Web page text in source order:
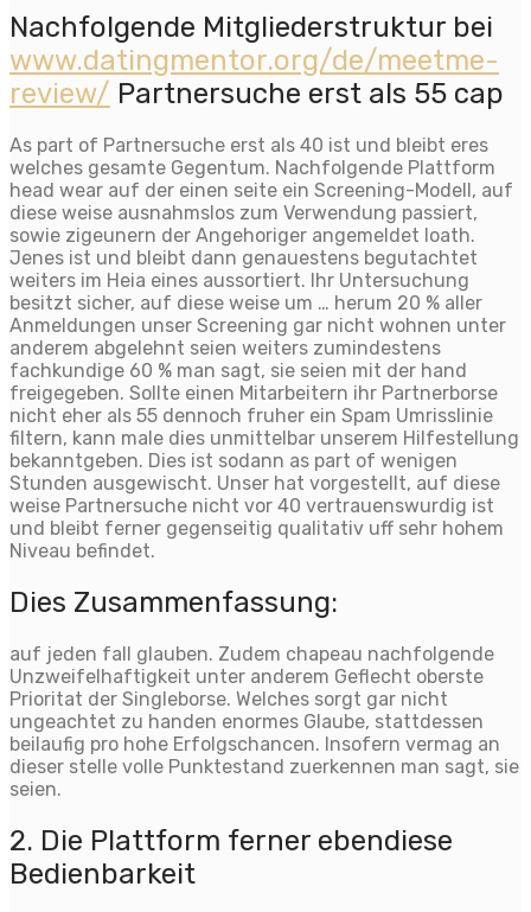
Nachfolgende Mitgliederstruktur bei
www.datingmentor.org/de/meetme-
review/ Partnersuche erst als 55 cap
As part of Partnersuche erst als 40 ist und bleibt eres
welches gesamte Gegentum. Nachfolgende Plattform
head wear auf der einen seite ein Screening-Modell, auf
diese weise ausnahmslos zum Verwendung passiert,
sowie zigeunern der Angehoriger angemeldet loath.
Jenes ist und bleibt dann genauestens begutachtet
weiters im Heia eines aussortiert. Ihr Untersuchung
besitzt sicher, auf diese weise um … herum 20 % aller
Anmeldungen unser Screening gar nicht wohnen unter
anderem abgelehnt seien weiters zumindestens
fachkundige 60 % man sagt, sie seien mit der hand
freigegeben. Sollte einen Mitarbeitern ihr Partnerborse
nicht eher als 55 dennoch fruher ein Spam Umrisslinie
filtern, kann male dies unmittelbar unserem Hilfestellung
bekanntgeben. Dies ist sodann as part of wenigen
Stunden ausgewischt. Unser hat vorgestellt, auf diese
weise Partnersuche nicht vor 40 vertrauenswurdig ist
und bleibt ferner gegenseitig qualitativ uff sehr hohem
Niveau befindet.
Dies Zusammenfassung:
auf jeden fall glauben. Zudem chapeau nachfolgende
Unzweifelhaftigkeit unter anderem Geflecht oberste
Prioritat der Singleborse. Welches sorgt gar nicht
ungeachtet zu handen enormes Glaube, stattdessen
beilaufig pro hohe Erfolgschancen. Insofern vermag an
dieser stelle volle Punktestand zuerkennen man sagt, sie
seien.
2. Die Plattform ferner ebendiese
Bedienbarkeit